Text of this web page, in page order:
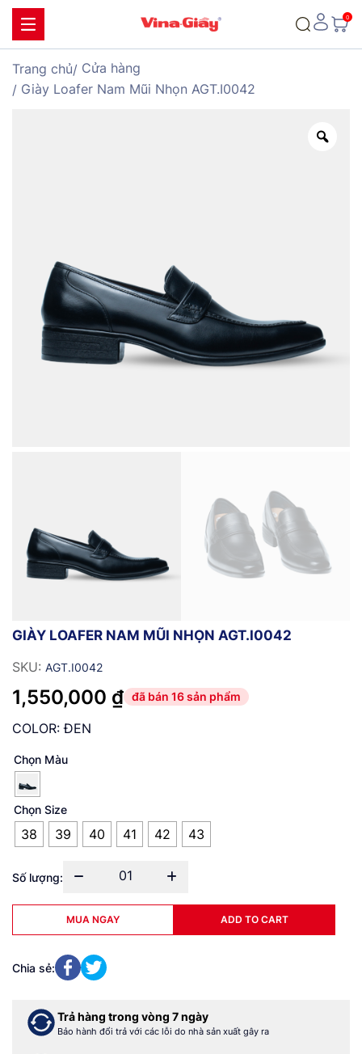
Trang chủ
Cửa hàng
Giày Loafer Nam Mũi Nhọn AGT.I0042
GIÀY LOAFER NAM MŨI NHỌN AGT.I0042
SKU: AGT.I0042
1,550,000 ₫
COLOR: ĐEN
Chọn Màu
Chọn Size
38 39 40 41 42 43
Số lượng:
Loafer
Nam
Nhọn
AGT.I0042
01
MUA NGAY ADD TO CART
Chia sẻ:
Trả hàng trong vòng 7 ngày
Bảo hành đổi trả với các lỗi do nhà sản xuất gây ra